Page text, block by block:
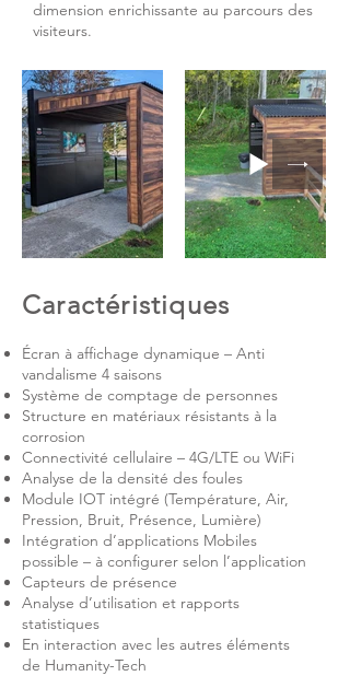
dimension enrichissante au parcours des
visiteurs.
Caractéristiques
Écran à affichage dynamique – Anti
vandalisme 4 saisons
Système de comptage de personnes
Structure en matériaux résistants à la
corrosion
Connectivité cellulaire – 4G/LTE ou WiFi
Analyse de la densité des foules
Module IOT intégré (Température, Air,
Pression, Bruit, Présence, Lumière)
Intégration d’applications Mobiles
possible – à configurer selon l’application
Capteurs de présence
Analyse d’utilisation et rapports
statistiques
En interaction avec les autres éléments
de Humanity-Tech